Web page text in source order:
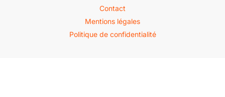
Contact
Mentions légales
Politique de confidentialité